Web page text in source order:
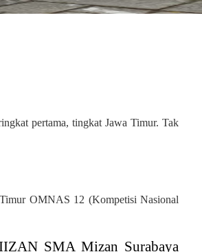
pertama, tingkat Jawa Timur. Tak
Timur OMNAS 12 (Kompetisi Nasional